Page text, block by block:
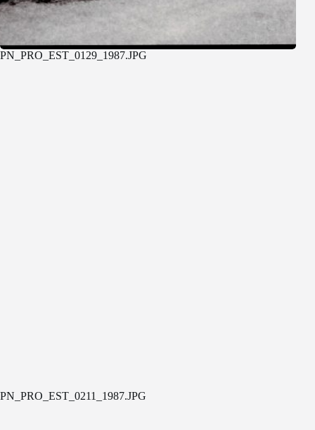
PN_PRO_EST_0129_1987.JPG
PN_PRO_EST_0211_1987.JPG